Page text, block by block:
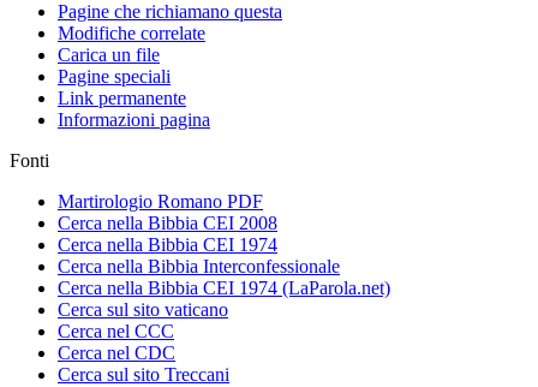
Pagine che richiamano questa
Modifiche correlate
Carica un file
Pagine speciali
Link permanente
Informazioni pagina
Fonti
Martirologio Romano PDF
Cerca nella Bibbia CEI 2008
Cerca nella Bibbia CEI 1974
Cerca nella Bibbia Interconfessionale
Cerca nella Bibbia CEI 1974 (LaParola.net)
Cerca sul sito vaticano
Cerca nel CCC
Cerca nel CDC
Cerca sul sito Treccani